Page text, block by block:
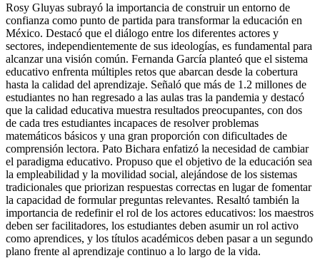
Rosy Gluyas subrayó la importancia de construir un entorno de
confianza como punto de partida para transformar la educación en
México. Destacó que el diálogo entre los diferentes actores y
sectores, independientemente de sus ideologías, es fundamental para
alcanzar una visión común. Fernanda García planteó que el sistema
educativo enfrenta múltiples retos que abarcan desde la cobertura
hasta la calidad del aprendizaje. Señaló que más de 1.2 millones de
estudiantes no han regresado a las aulas tras la pandemia y destacó
que la calidad educativa muestra resultados preocupantes, con dos
de cada tres estudiantes incapaces de resolver problemas
matemáticos básicos y una gran proporción con dificultades de
comprensión lectora. Pato Bichara enfatizó la necesidad de cambiar
el paradigma educativo. Propuso que el objetivo de la educación sea
la empleabilidad y la movilidad social, alejándose de los sistemas
tradicionales que priorizan respuestas correctas en lugar de fomentar
la capacidad de formular preguntas relevantes. Resaltó también la
importancia de redefinir el rol de los actores educativos: los maestros
deben ser facilitadores, los estudiantes deben asumir un rol activo
como aprendices, y los títulos académicos deben pasar a un segundo
plano frente al aprendizaje continuo a lo largo de la vida.